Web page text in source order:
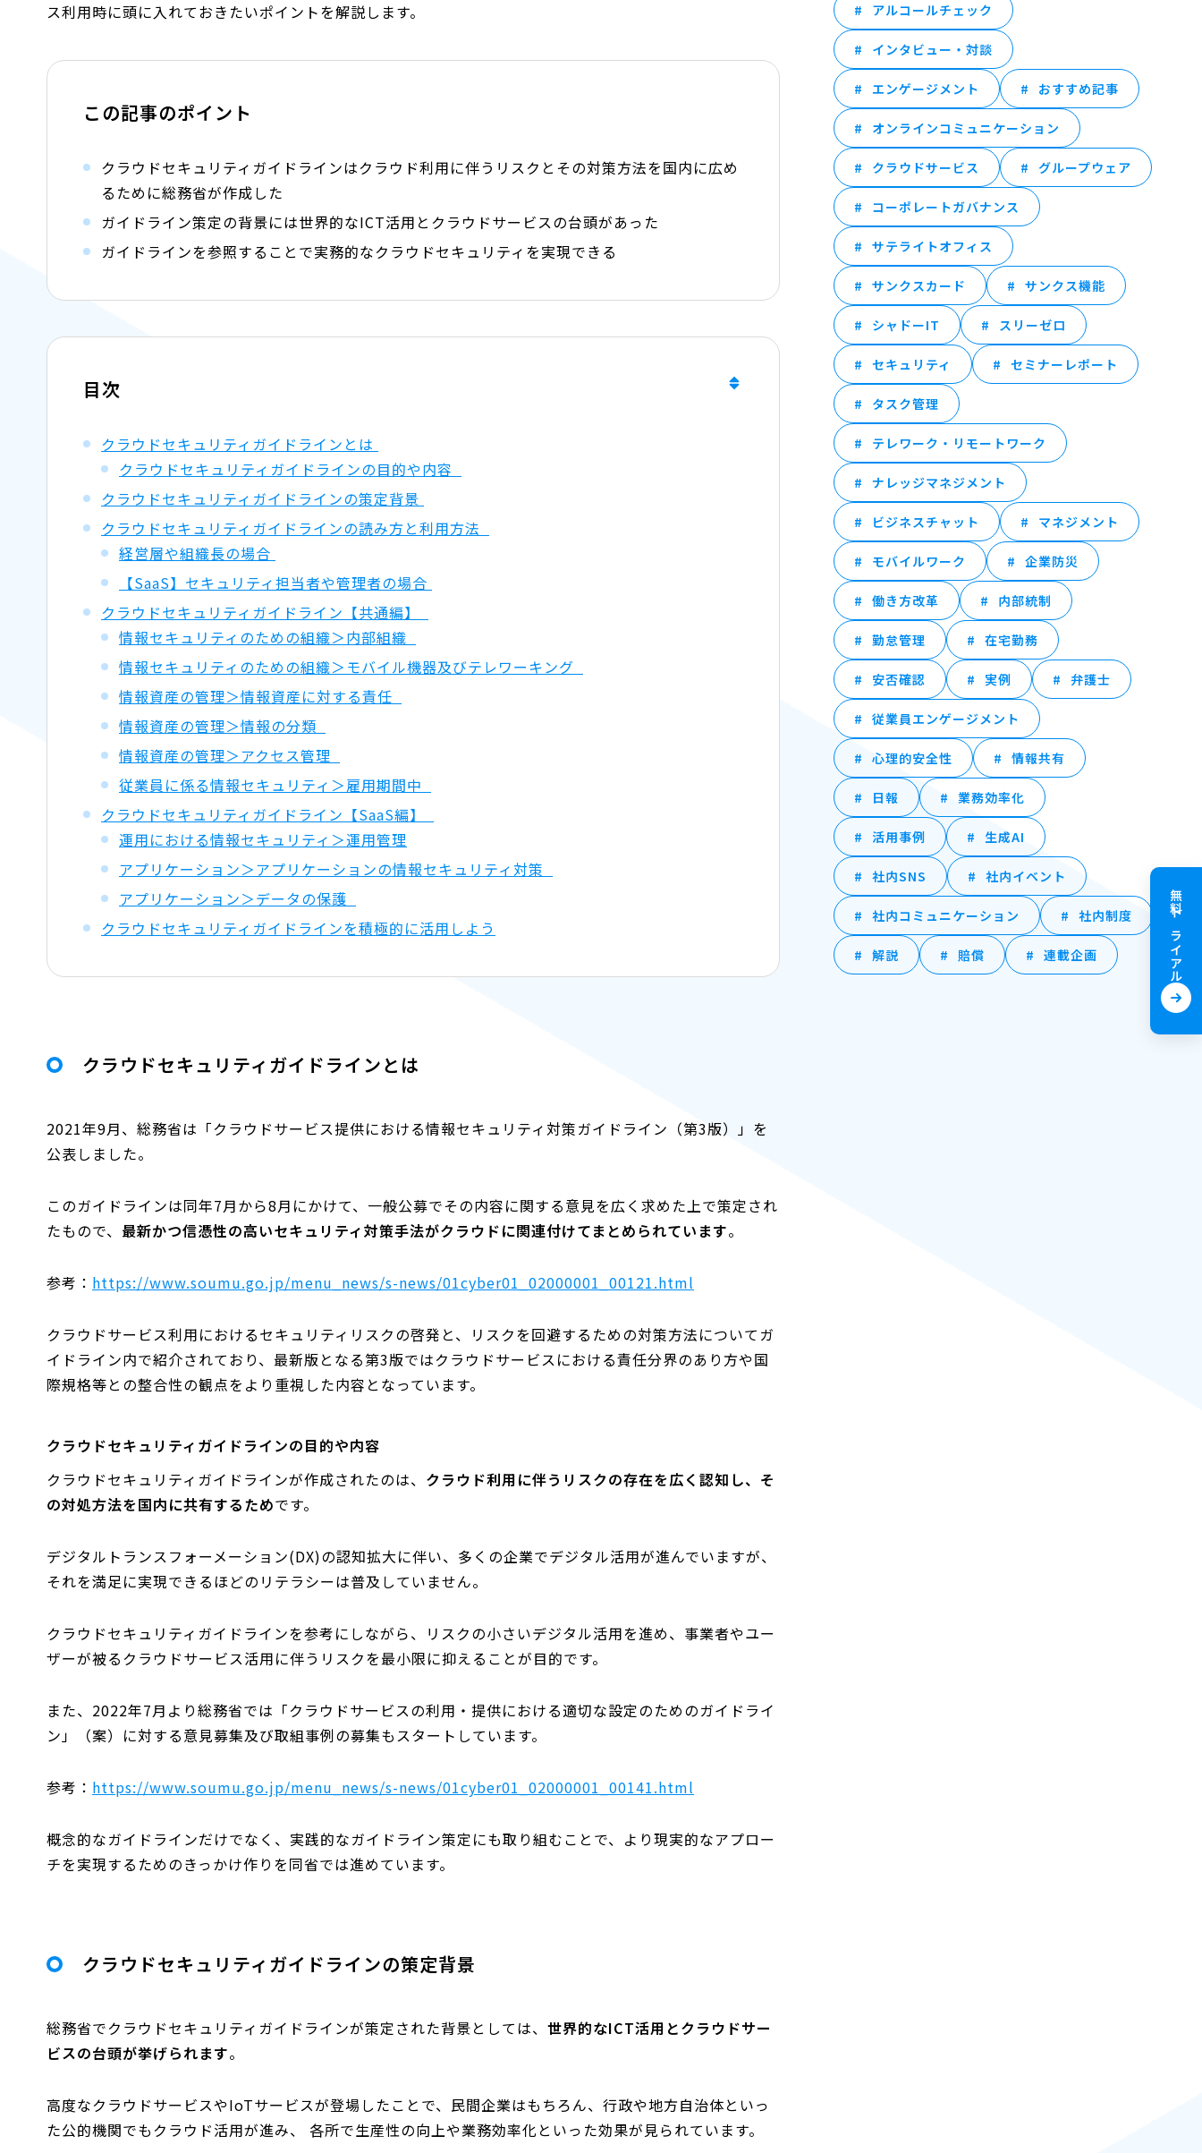
無料トライアル
ス利用時に頭に入れておきたいポイントを解説します。
この記事のポイント
クラウドセキュリティガイドラインはクラウド利用に伴うリスクとその対策方法を国内に広め
るために総務省が作成した
ガイドライン策定の背景には世界的なICT活用とクラウドサービスの台頭があった
ガイドラインを参照することで実務的なクラウドセキュリティを実現できる
目次
クラウドセキュリティガイドラインとは
クラウドセキュリティガイドラインの目的や内容
クラウドセキュリティガイドラインの策定背景
クラウドセキュリティガイドラインの読み方と利用方法
経営層や組織長の場合
【SaaS】セキュリティ担当者や管理者の場合
クラウドセキュリティガイドライン【共通編】
情報セキュリティのための組織＞内部組織
情報セキュリティのための組織＞モバイル機器及びテレワーキング
情報資産の管理＞情報資産に対する責任
情報資産の管理＞情報の分類
情報資産の管理＞アクセス管理
従業員に係る情報セキュリティ＞雇用期間中
クラウドセキュリティガイドライン【SaaS編】
運用における情報セキュリティ＞運用管理
アプリケーション＞アプリケーションの情報セキュリティ対策
アプリケーション＞データの保護
クラウドセキュリティガイドラインを積極的に活用しよう
クラウドセキュリティガイドラインとは
2021年9月、総務省は「クラウドサービス提供における情報セキュリティ対策ガイドライン（第3版）」を
公表しました。
このガイドラインは同年7月から8月にかけて、一般公募でその内容に関する意見を広く求めた上で策定され
たもので、 最新かつ信憑性の高いセキュリティ対策手法がクラウドに関連付けてまとめられています。
参考： https://www.soumu.go.jp/menu_news/s-news/01cyber01_02000001_00121.html
クラウドサービス利用におけるセキュリティリスクの啓発と、リスクを回避するための対策方法についてガ
イドライン内で紹介されており、最新版となる第3版ではクラウドサービスにおける責任分界のあり方や国
際規格等との整合性の観点をより重視した内容となっています。
クラウドセキュリティガイドラインの目的や内容
クラウドセキュリティガイドラインが作成されたのは、 クラウド利用に伴うリスクの存在を広く認知し、そ
の対処方法を国内に共有するためです。
デジタルトランスフォーメーション(DX)の認知拡大に伴い、多くの企業でデジタル活用が進んでいますが、
それを満足に実現できるほどのリテラシーは普及していません。
クラウドセキュリティガイドラインを参考にしながら、リスクの小さいデジタル活用を進め、事業者やユー
ザーが被るクラウドサービス活用に伴うリスクを最小限に抑えることが目的です。
また、2022年7月より総務省では「クラウドサービスの利用・提供における適切な設定のためのガイドライ
ン」（案）に対する意見募集及び取組事例の募集もスタートしています。
参考： https://www.soumu.go.jp/menu_news/s-news/01cyber01_02000001_00141.html
概念的なガイドラインだけでなく、実践的なガイドライン策定にも取り組むことで、より現実的なアプロー
チを実現するためのきっかけ作りを同省では進めています。
クラウドセキュリティガイドラインの策定背景
総務省でクラウドセキュリティガイドラインが策定された背景としては、 世界的なICT活用とクラウドサー
ビスの台頭が挙げられます。
高度なクラウドサービスやIoTサービスが登場したことで、民間企業はもちろん、行政や地方自治体といっ
た公的機関でもクラウド活用が進み、 各所で生産性の向上や業務効率化といった効果が見られています。
アルコールチェック
インタビュー・対談
エンゲージメント おすすめ記事
オンラインコミュニケーション
クラウドサービス グループウェア
コーポレートガバナンス
サテライトオフィス
サンクスカード サンクス機能
シャドーIT スリーゼロ
セキュリティ セミナーレポート
タスク管理
テレワーク・リモートワーク
ナレッジマネジメント
ビジネスチャット マネジメント
モバイルワーク 企業防災
働き方改革 内部統制
勤怠管理 在宅勤務
安否確認 実例 弁護士
従業員エンゲージメント
心理的安全性 情報共有
日報 業務効率化
活用事例 生成AI
社内SNS 社内イベント
社内コミュニケーション 社内制度
解説 賠償 連載企画